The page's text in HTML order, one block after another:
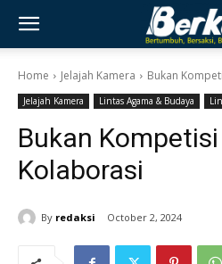
Home Jelajah Kamera Bukan
Jelajah Kamera Lintas Agama & Budaya
Bukan Kompetisi
Kolaborasi
By redaksi October 2, 2024